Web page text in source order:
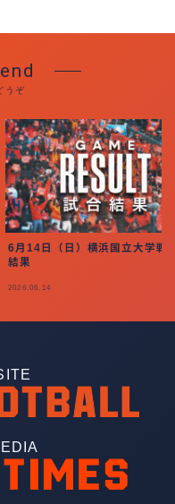
うぞ
6月14日（日）横浜国立大学戦
結果
2026.06.14